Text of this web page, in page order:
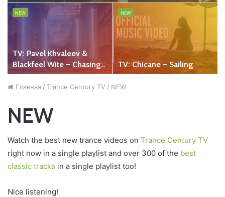
NEW
TV: Pavel Khvaleev &
Blackfeel Wite – Chasing
Dreams
NEW
TV: Chicane – Sailing
Главная / Trance Century TV / NEW
NEW
Watch the best new trance videos on Trance Century TV
right now in a single playlist and over 300 of the best
classic tracks in a single playlist too!
Nice listening!